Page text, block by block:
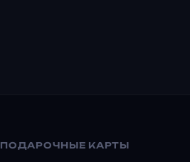
ПОДАРОЧНЫЕ КАРТЫ